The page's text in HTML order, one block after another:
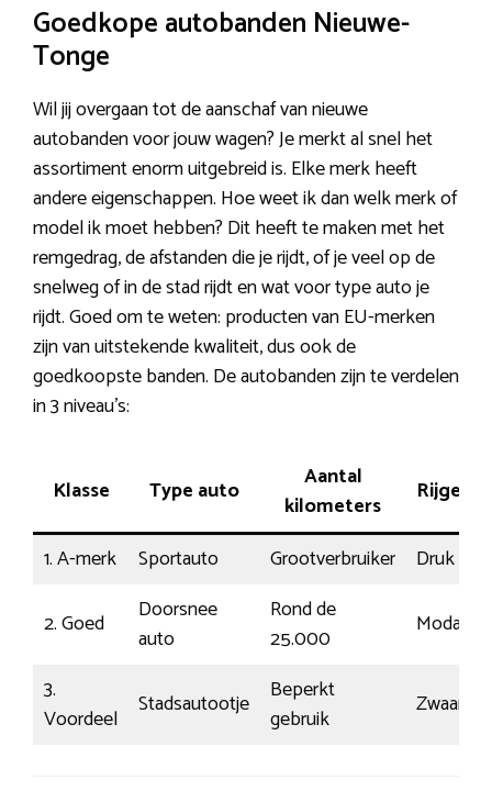
Goedkope autobanden Nieuwe-
Tonge
Wil jij overgaan tot de aanschaf van nieuwe
autobanden voor jouw wagen? Je merkt al snel het
assortiment enorm uitgebreid is. Elke merk heeft
andere eigenschappen. Hoe weet ik dan welk merk of
model ik moet hebben? Dit heeft te maken met het
remgedrag, de afstanden die je rijdt, of je veel op de
snelweg of in de stad rijdt en wat voor type auto je
rijdt. Goed om te weten: producten van EU-merken
zijn van uitstekende kwaliteit, dus ook de
goedkoopste banden. De autobanden zijn te verdelen
in 3 niveau’s:
Klasse Type auto
Aantal
kilometers
1. A-merk Sportauto Grootverbruiker
Druk
2. Goed
Doorsnee
auto
Rond de
25.000
Modaal
3.
Voordeel
Stadsautootje
Beperkt
gebruik
Zwaar